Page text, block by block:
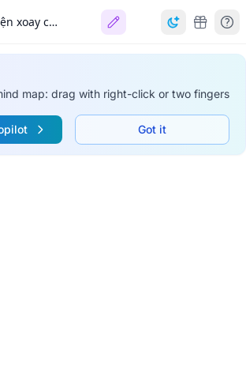
Máy phát điện xoay chiều
map: drag with right-click or two fingers
Got it